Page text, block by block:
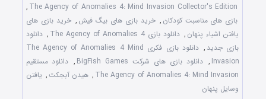
The Agency of Anomalies 4: Mind Invasion Collector's Edition
,
بازی های مناسبت کودکان , خرید بازی های بیگ فیش , خرید بازی های
یافتن اشیاء پنهان , دانلود بازی The Agency of Anomalies 4 , دانلود
بازی جدید ,
دانلود بازی فکری The Agency of Anomalies 4 Mind
Invasion
, دانلود بازی های شرکت BigFish Games , دانلود مستقیم
The Agency of Anomalies 4: Mind Invasion
, هیدن آبجکت, یافتن
وسایل پنهان